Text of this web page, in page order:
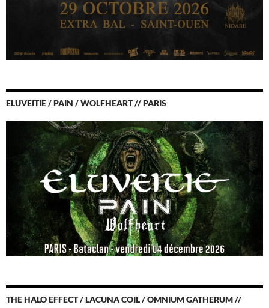
ELUVEITIE / PAIN / WOLFHEART // PARIS
THE HALO EFFECT / LACUNA COIL / OMNIUM GATHERUM //